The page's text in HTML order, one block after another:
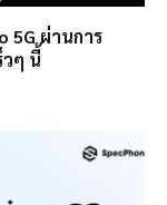
5G ผ่านการ
ๆ นี้